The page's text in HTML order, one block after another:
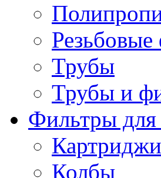
Трубы
Трубы и
Фильтры
Картриджи
Колбы